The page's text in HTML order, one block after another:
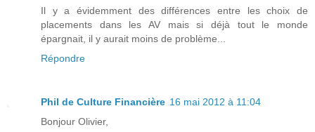
Il y a évidemment des différences entre les choix de
placements dans les AV mais si déjà tout le monde
épargnait, il y aurait moins de problème...
Répondre
Phil de Culture Financière 16 mai 2012 à 11:04
Bonjour Olivier,